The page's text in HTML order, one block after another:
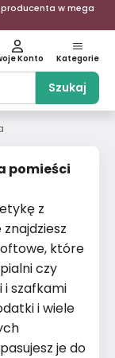
producenta w mega
Szukaj
Konto Kategorie
pomieści
z
które
czy
i szafkami
i wiele
je do